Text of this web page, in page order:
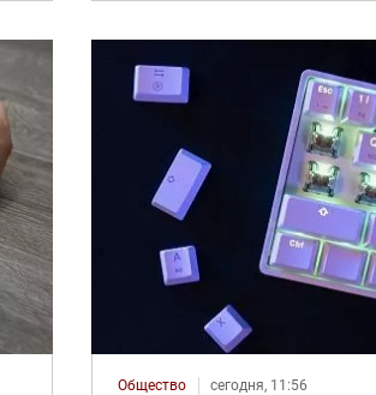
Общество сегодня, 11:56